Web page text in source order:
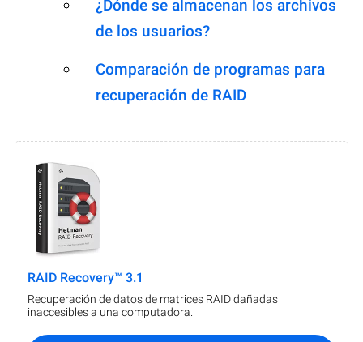
¿Dónde se almacenan los archivos
de los usuarios?
Comparación de programas para
recuperación de RAID
RAID Recovery™ 3.1
Recuperación de datos de matrices RAID dañadas
inaccesibles a una computadora.